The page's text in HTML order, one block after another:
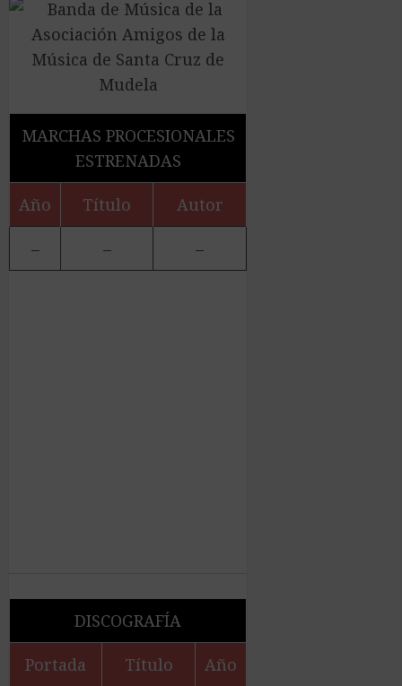
MARCHAS PROCESIONALES
ESTRENADAS
Año Título Autor
– – –
DISCOGRAFÍA
Portada Título Año